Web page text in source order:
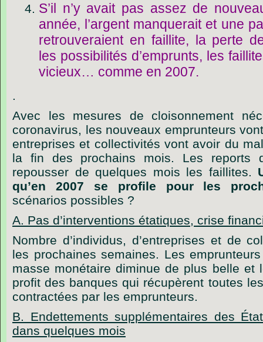
S’il n’y avait pas assez de
année, l’argent manquerait et une
retrouveraient en faillite, la perte
les possibilités d’emprunts, les
vicieux… comme en 2007.
.
Avec les mesures de cloisonnement
coronavirus, les nouveaux emprunteurs
entreprises et collectivités vont avoir du
la fin des prochains mois. Les reports
repousser de quelques mois les faillites.
qu’en 2007 se profile pour les
scénarios possibles ?
A. Pas d’interventions étatiques, crise
Nombre d’individus, d’entreprises et de
les prochaines semaines. Les
masse monétaire diminue de plus belle et
profit des banques qui récupèrent toutes
contractées par les emprunteurs.
B. Endettements supplémentaires des
dans quelques mois